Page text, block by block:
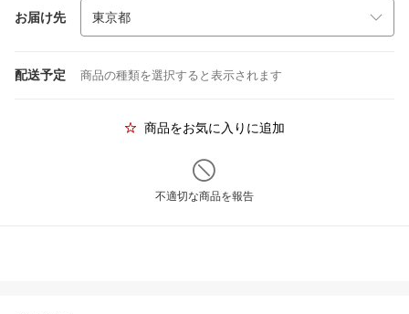
お届け先
配送予定 商品の種類を選択すると表示されます
商品をお気に入りに追加
不適切な商品を報告